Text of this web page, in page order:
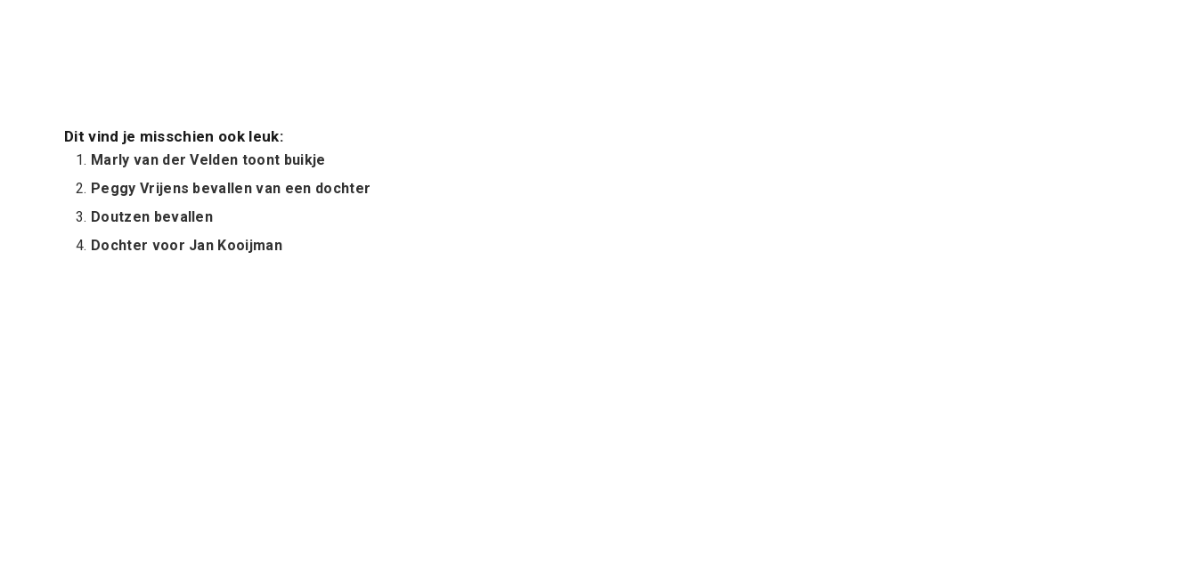
Dit vind je misschien ook leuk:
Marly van der Velden toont buikje
Peggy Vrijens bevallen van een dochter
Doutzen bevallen
Dochter voor Jan Kooijman